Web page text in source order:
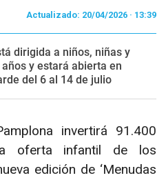
Actualizado: 20/04/2026 · 13:39
dirigida a niños, niñas y
y estará abierta en
del 6 al 14 de julio
invertirá 91.400
oferta infantil de los
edición de ‘Menudas